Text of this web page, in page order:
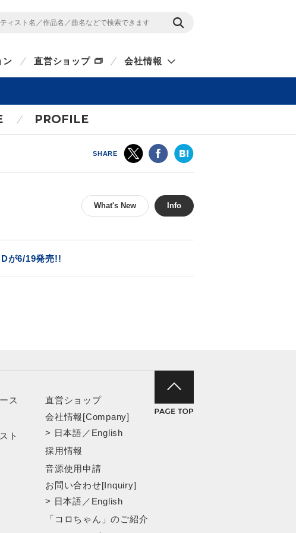
ン 直営ショップ 会社情報
PROFILE
SHARE
What's New Info
が6/19発売!!
ス
ト
直営ショップ
会社情報[Company]
> 日本語 ／ English
採用情報
音源使用申請
お問い合わせ[Inquiry]
> 日本語 ／ English
「コロちゃん」のご紹介